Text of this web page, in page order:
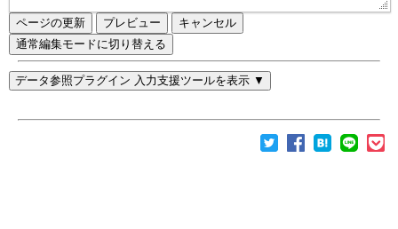
ページの更新
通常編集モードに切り替える
データ参照プラグイン 入力支援ツールを表示 ▼